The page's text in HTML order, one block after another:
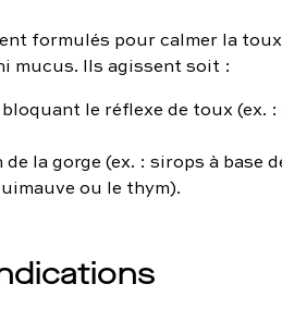
formulés pour calmer la
mucus. Ils agissent soit :
bloquant le réflexe de toux (ex.
la gorge (ex. : sirops à base
ou le thym).